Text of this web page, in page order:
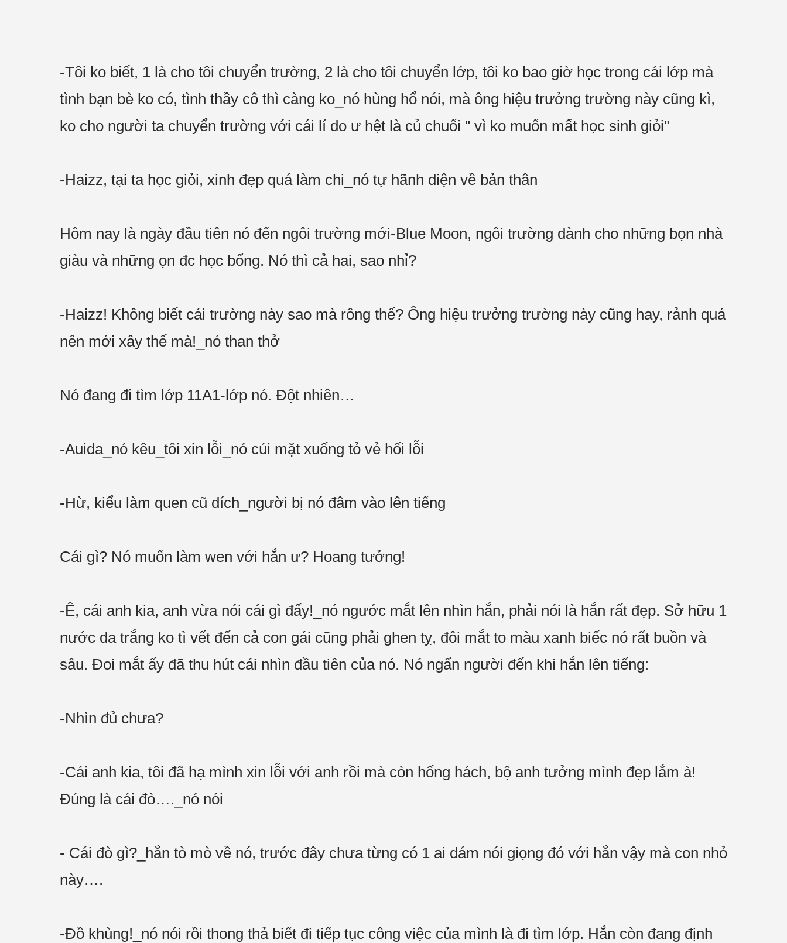
-Tôi ko biết, 1 là cho tôi chuyển trường, 2 là cho tôi chuyển lớp, tôi ko bao giờ học trong cái lớp mà
tình bạn bè ko có, tình thầy cô thì càng ko_nó hùng hổ nói, mà ông hiệu trưởng trường này cũng kì,
ko cho người ta chuyển trường với cái lí do ư hệt là củ chuối " vì ko muốn mất học sinh giỏi"
-Haizz, tại ta học giỏi, xinh đẹp quá làm chi_nó tự hãnh diện về bản thân
Hôm nay là ngày đầu tiên nó đến ngôi trường mới-Blue Moon, ngôi trường dành cho những bọn nhà
giàu và những ọn đc học bổng. Nó thì cả hai, sao nhỉ?
-Haizz! Không biết cái trường này sao mà rông thế? Ông hiệu trưởng trường này cũng hay, rảnh quá
nên mới xây thế mà!_nó than thở
Nó đang đi tìm lớp 11A1-lớp nó. Đột nhiên…
-Auida_nó kêu_tôi xin lỗi_nó cúi mặt xuống tỏ vẻ hối lỗi
-Hừ, kiểu làm quen cũ dích_người bị nó đâm vào lên tiếng
Cái gì? Nó muốn làm wen với hắn ư? Hoang tưởng!
-Ê, cái anh kia, anh vừa nói cái gì đấy!_nó ngước mắt lên nhìn hắn, phải nói là hắn rất đẹp. Sở hữu 1
nước da trắng ko tì vết đến cả con gái cũng phải ghen tỵ, đôi mắt to màu xanh biếc nó rất buồn và
sâu. Đoi mắt ấy đã thu hút cái nhìn đầu tiên của nó. Nó ngẩn người đến khi hắn lên tiếng:
-Nhìn đủ chưa?
-Cái anh kia, tôi đã hạ mình xin lỗi với anh rồi mà còn hống hách, bộ anh tưởng mình đẹp lắm à!
Đúng là cái đò…._nó nói
- Cái đò gì?_hắn tò mò về nó, trước đây chưa từng có 1 ai dám nói giọng đó với hắn vậy mà con nhỏ
này….
-Đồ khùng!_nó nói rồi thong thả biết đi tiếp tục công việc của mình là đi tìm lớp. Hắn còn đang định